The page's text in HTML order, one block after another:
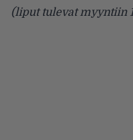
(liput tulevat myyntiin